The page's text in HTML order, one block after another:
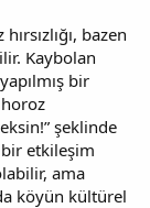
bazen
Kaybolan
bir
şeklinde
etkileşim
ama
köyün kültürel